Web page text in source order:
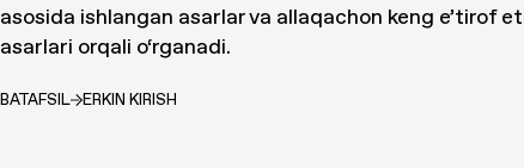
asosida ishlangan asarlar va allaqachon keng e’tirof
asarlari orqali o‘rganadi.
BATAFSIL ERKIN KIRISH